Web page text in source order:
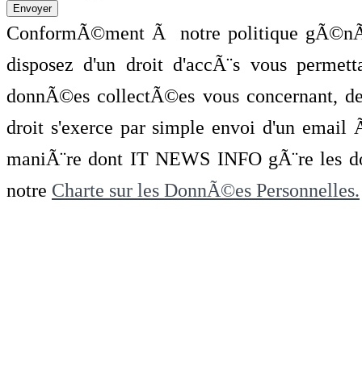
ConformÃ©ment Ã notre politique
disposez d'un droit d'accÃ¨s vous
donnÃ©es collectÃ©es vous concernant,
droit s'exerce par simple envoi d'un
maniÃ¨re dont IT NEWS INFO gÃ¨re les
notre Charte sur les DonnÃ©es Personnelles.